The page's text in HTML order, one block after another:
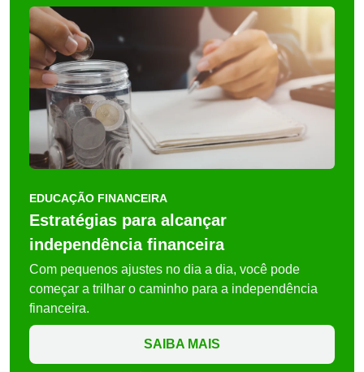
EDUCAÇÃO FINANCEIRA
Estratégias para alcançar
independência financeira
Com pequenos ajustes no dia a dia, você pode
começar a trilhar o caminho para a independência
financeira.
SAIBA MAIS